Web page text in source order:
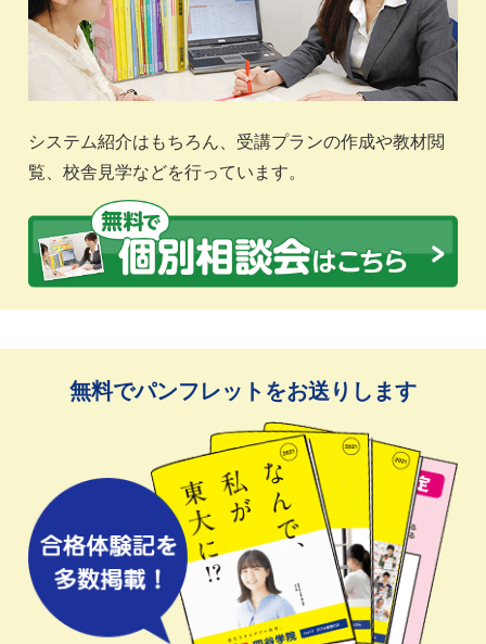
システム紹介はもちろん、受講プランの作成や教材閲
覧、校舎見学などを行っています。
無料でパンフレットをお送りします